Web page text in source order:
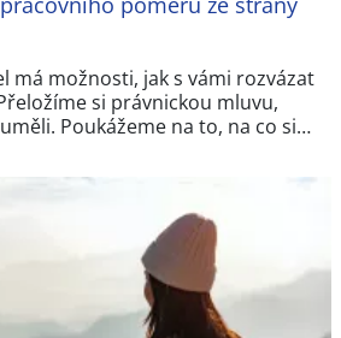
má možnosti, jak s vámi rozvázat
si právnickou mluvu,
Poukážeme na to, na co si…